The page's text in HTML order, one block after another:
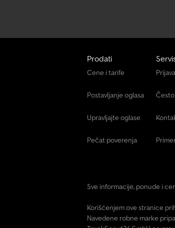
Prodati
Cene i tarife
Postavljanje oglasa
Upravljajte oglase
Pečat poverenja
Prijava
Sve informacije, ponude i
Korišćenjem ove stranice
Navedene robne marke